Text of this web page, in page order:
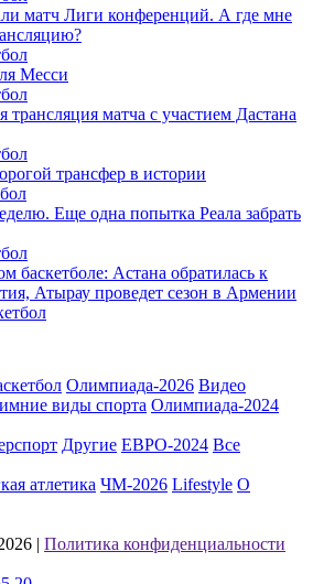
матч Лиги конференций. А где мне
Месси
матча с участием Дастана
трансфер в истории
Еще одна попытка Реала забрать
баскетболе: Астана обратилась к
Атырау проведет сезон в Армении
Олимпиада-2026 Видео
виды спорта Олимпиада-2024
Другие ЕВРО-2024 Все
атлетика ЧМ-2026 Lifestyle О
| Политика конфиденциальности